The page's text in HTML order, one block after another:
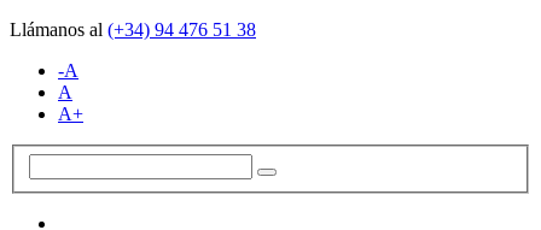
Llámanos al (+34) 94 476 51 38
-A
A
A+